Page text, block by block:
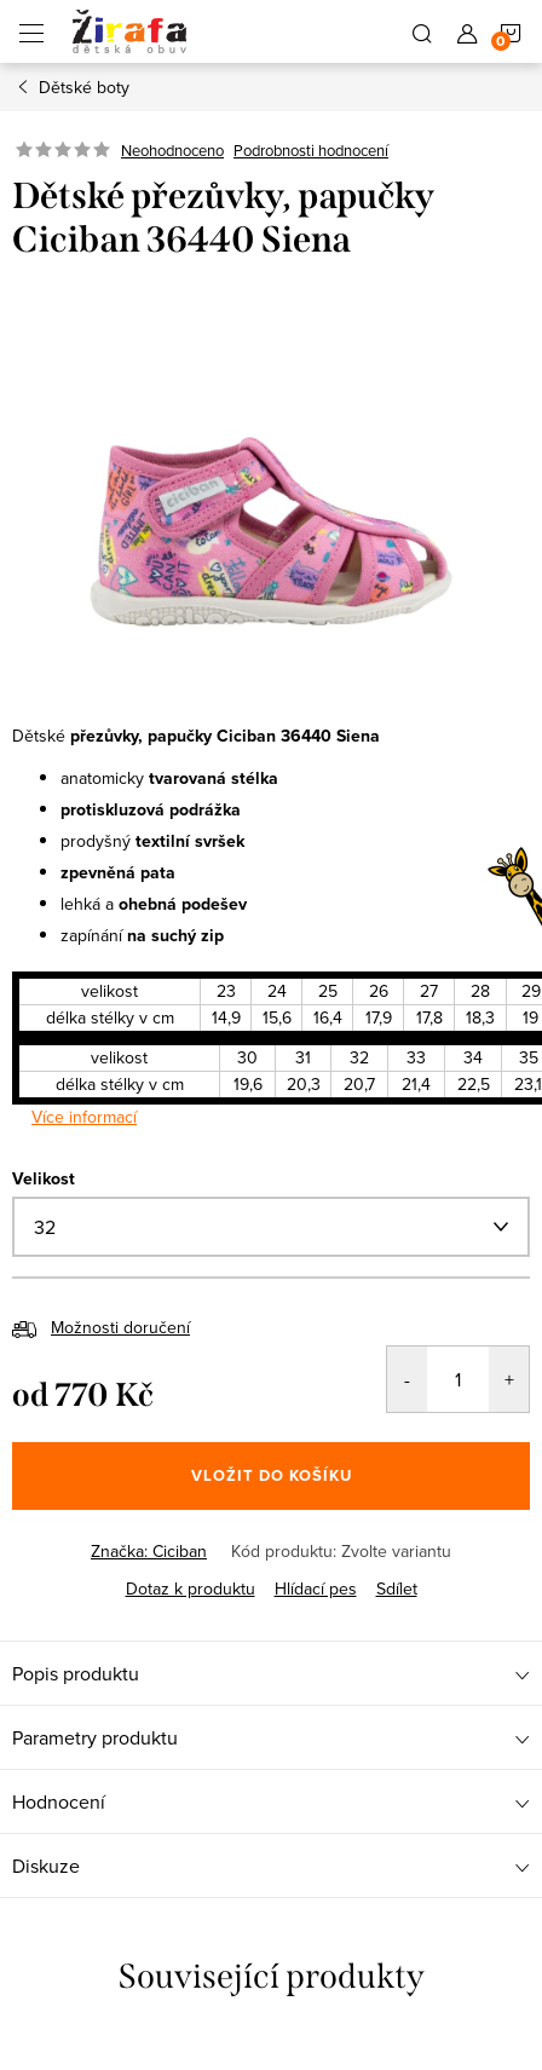
obsah
Dětské boty
Neohodnoceno Podrobnosti hodnocení
Dětské přezůvky, papučky
Ciciban 36440 Siena
Dětské přezůvky, papučky Ciciban 36440 Siena
anatomicky tvarovaná stélka
protiskluzová podrážka
prodyšný textilnísvršek
zpevněná pata
lehká a ohebná podešev
zapínánína suchý zip
velikost 23 24 25 26 27 28
29
délka stélky v cm
14,9 15,6 16,4 17,9 17,8 18,3
19
velikost
30 31 32 33 34
35
délka stélky v cm
19,6 20,3 20,7 21,4 22,5
23,1
Více informací
Velikost
Možnosti doručení
od770 Kč
cena:
VLOŽIT DO KOŠÍKU
Značka: Ciciban Kód produktu: Zvolte variantu
Dotaz k produktu
Hlídací pes Sdílet
Popis produktu
Parametry produktu
Hodnocení
Diskuze
Související produkty